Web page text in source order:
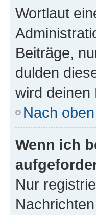
Wortlaut
Beiträge,
dulden
wird deinen
Nach oben
Wenn ich
Nur